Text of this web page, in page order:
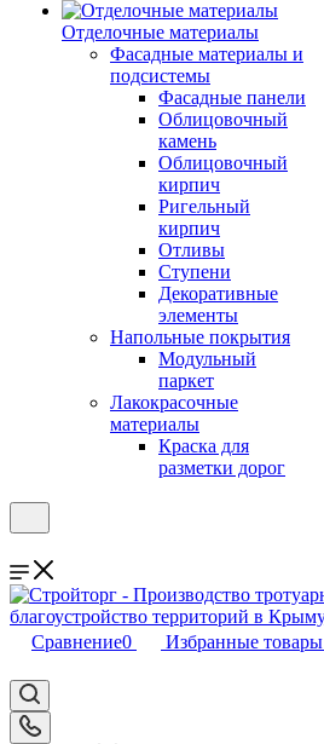
Отделочные материалы
Фасадные материалы и
подсистемы
Фасадные панели
Облицовочный
камень
Облицовочный
кирпич
Ригельный
кирпич
Отливы
Ступени
Декоративные
элементы
Напольные покрытия
Модульный
паркет
Лакокрасочные
материалы
Краска для
разметки дорог
Сравнение0 Избранные товары